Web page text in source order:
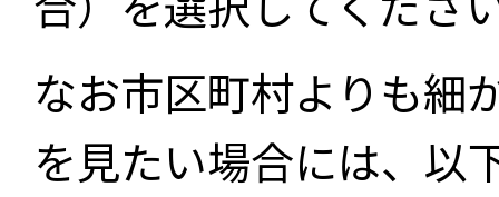
なお市区町村よりも細
を見たい場合には、以